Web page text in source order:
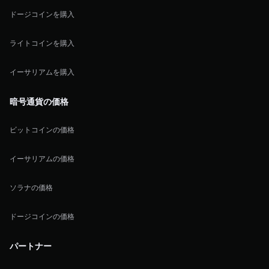
ドージコインを購入
ライトコインを購入
イーサリアムを購入
暗号通貨の価格
ビットコインの価格
イーサリアムの価格
ソラナの価格
ドージコインの価格
パートナー